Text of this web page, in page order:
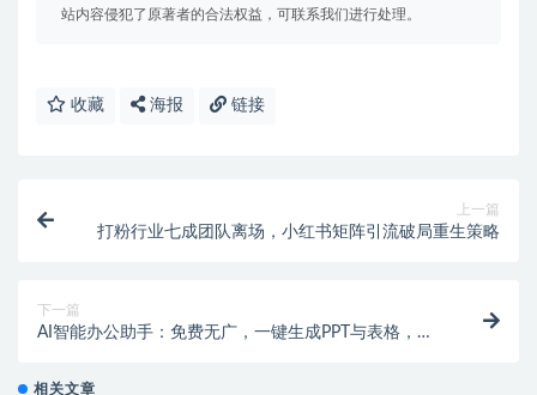
站内容侵犯了原著者的合法权益，可联系我们进行处理。
收藏 海报 链接
上一篇
打粉行业七成团队离场，小红书矩阵引流破局重生策略
下一篇
AI智能办公助手：免费无广，一键生成PPT与表格，办
相关文章